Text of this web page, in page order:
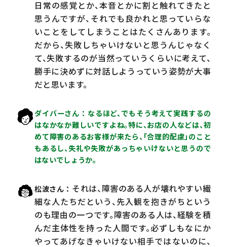
日常の感覚とか、本音とかに割と触れてきたと
思うんですが、それでも良かれと思っていらな
いことをしてしまうことはたくさんあります。
だから、失敗しちゃいけないと思うんじゃなく
て、失敗するのが当然っていうくらいに考えて、
勝手に決めずに対話しようっていう姿勢が大事
だと思います。
ダイバーさん
なるほど、でもそう考えて実践するの
はなかなか難しいですよね。特に、お店の人などは、初
めて障害のあるお客様が来たら、「合理的配慮」のこと
もあるし、失礼や失敗があっちゃいけないと思うので
はないでしょうか。
松波さん
それは、障害のある人が壊れやすい繊
細な人たちだという、先入観を抱きがちという
のも理由の一つです。障害のある人は、経験を積
んだ主体性を持った人間です。必ずしもなにか
やってあげなきゃいけない相手ではないのに、